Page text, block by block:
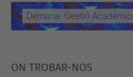
ON TROBAR-NOS